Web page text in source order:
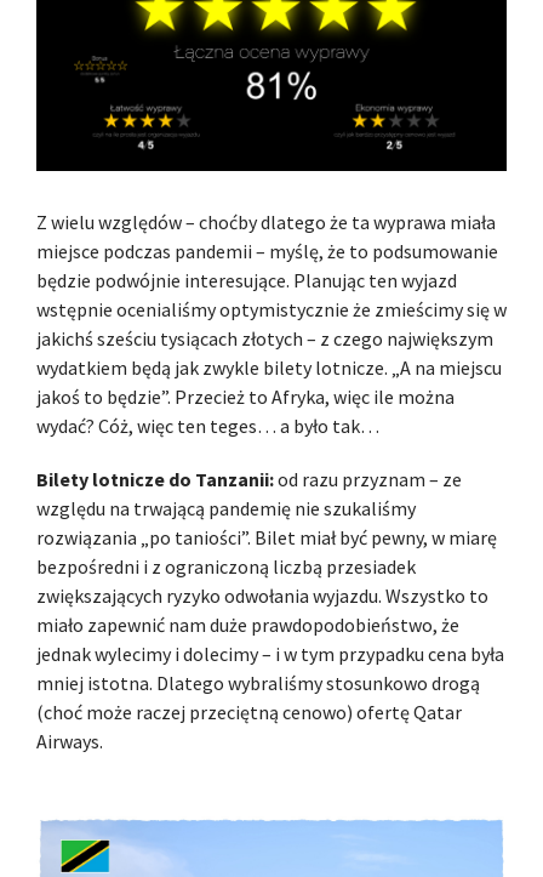
Z wielu względów – choćby dlatego że ta wyprawa miała
miejsce podczas pandemii – myślę, że to podsumowanie
będzie podwójnie interesujące. Planując ten wyjazd
wstępnie ocenialiśmy optymistycznie że zmieścimy się w
jakichś sześciu tysiącach złotych – z czego największym
wydatkiem będą jak zwykle bilety lotnicze. „A na miejscu
jakoś to będzie”. Przecież to Afryka, więc ile można
wydać? Cóż, więc ten teges… a było tak…
Bilety lotnicze do Tanzanii:od razu przyznam – ze
względu na trwającą pandemię nie szukaliśmy
rozwiązania „po taniości”. Bilet miał być pewny, w miarę
bezpośredni i z ograniczoną liczbą przesiadek
zwiększających ryzyko odwołania wyjazdu. Wszystko to
miało zapewnić nam duże prawdopodobieństwo, że
jednak wylecimy i dolecimy – i w tym przypadku cena była
mniej istotna. Dlatego wybraliśmy stosunkowo drogą
(choć może raczej przeciętną cenowo) ofertę Qatar
Airways.